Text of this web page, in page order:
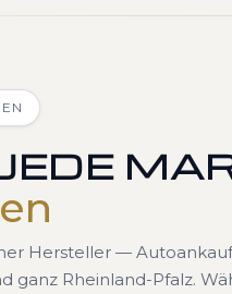
Hersteller —
ganz Rheinland-Pfalz.